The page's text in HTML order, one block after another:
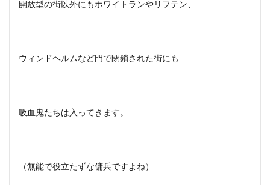
集！
方や
5
開放型の街以外にもホワイトランやリフテン、
ウィンドヘルムなど門で閉鎖された街にも
吸血鬼たちは入ってきます。
（無能で役立たずな傭兵ですよね）